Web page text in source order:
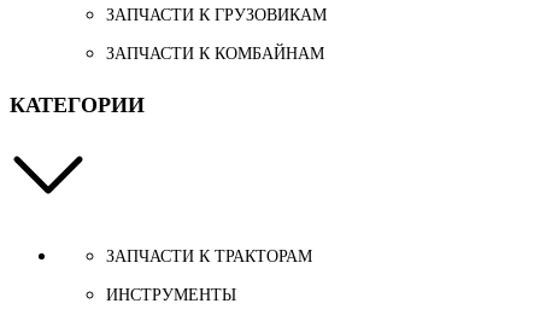
ЗАПЧАСТИ К ГРУЗОВИКАМ
ЗАПЧАСТИ К КОМБАЙНАМ
КАТЕГОРИИ
ЗАПЧАСТИ К ТРАКТОРАМ
ИНСТРУМЕНТЫ